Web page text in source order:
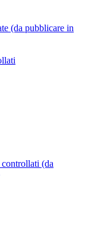
(da pubblicare in
(da